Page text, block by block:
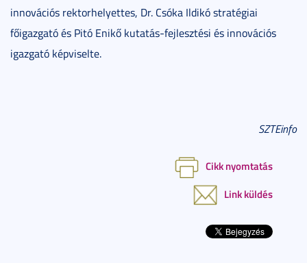
innovációs rektorhelyettes, Dr. Csóka Ildikó stratégiai
főigazgató és Pitó Enikő kutatás-fejlesztési és innovációs
igazgató képviselte.
SZTEinfo
Cikk nyomtatás
Link küldés